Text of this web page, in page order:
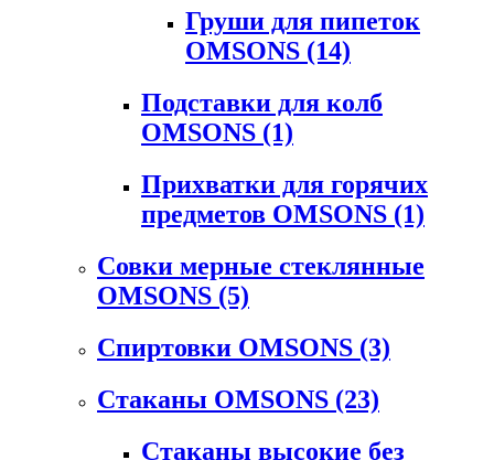
Груши для пипеток
OMSONS (14)
Подставки для колб
OMSONS (1)
Прихватки для горячих
предметов OMSONS (1)
Совки мерные стеклянные
OMSONS (5)
Спиртовки OMSONS (3)
Стаканы OMSONS (23)
Стаканы высокие без